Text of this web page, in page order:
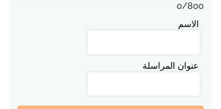
0/800
الاسم
عنوان المراسلة